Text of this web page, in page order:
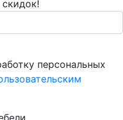
персональных